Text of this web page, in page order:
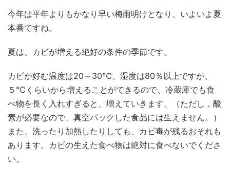
今年は平年よりもかなり早い梅雨明けとなり、いよいよ夏
本番ですね。
夏は、カビが増える絶好の条件の季節です。
カビが好む温度は20～30℃、湿度は80％以上ですが、
５℃くらいから増えることができるので、冷蔵庫でも食
べ物を長く入れすぎると、増えていきます。（ただし，酸
素が必要なので、真空パックした食品には生えません。）
また、洗ったり加熱したりしても、カビ毒が残るおそれも
あります。カビの生えた食べ物は絶対に食べないでくださ
い。